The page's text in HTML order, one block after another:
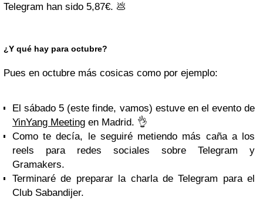
Telegram han sido 5,87€. 💩
¿Y qué hay para octubre?
Pues en octubre más cosicas como por ejemplo:
El sábado 5 (este finde, vamos) estuve en el evento de
YinYang Meeting en Madrid. 👌
Como te decía, le seguiré metiendo más caña a los
reels para redes sociales sobre Telegram y
Gramakers.
Terminaré de preparar la charla de Telegram para el
Club Sabandijer.